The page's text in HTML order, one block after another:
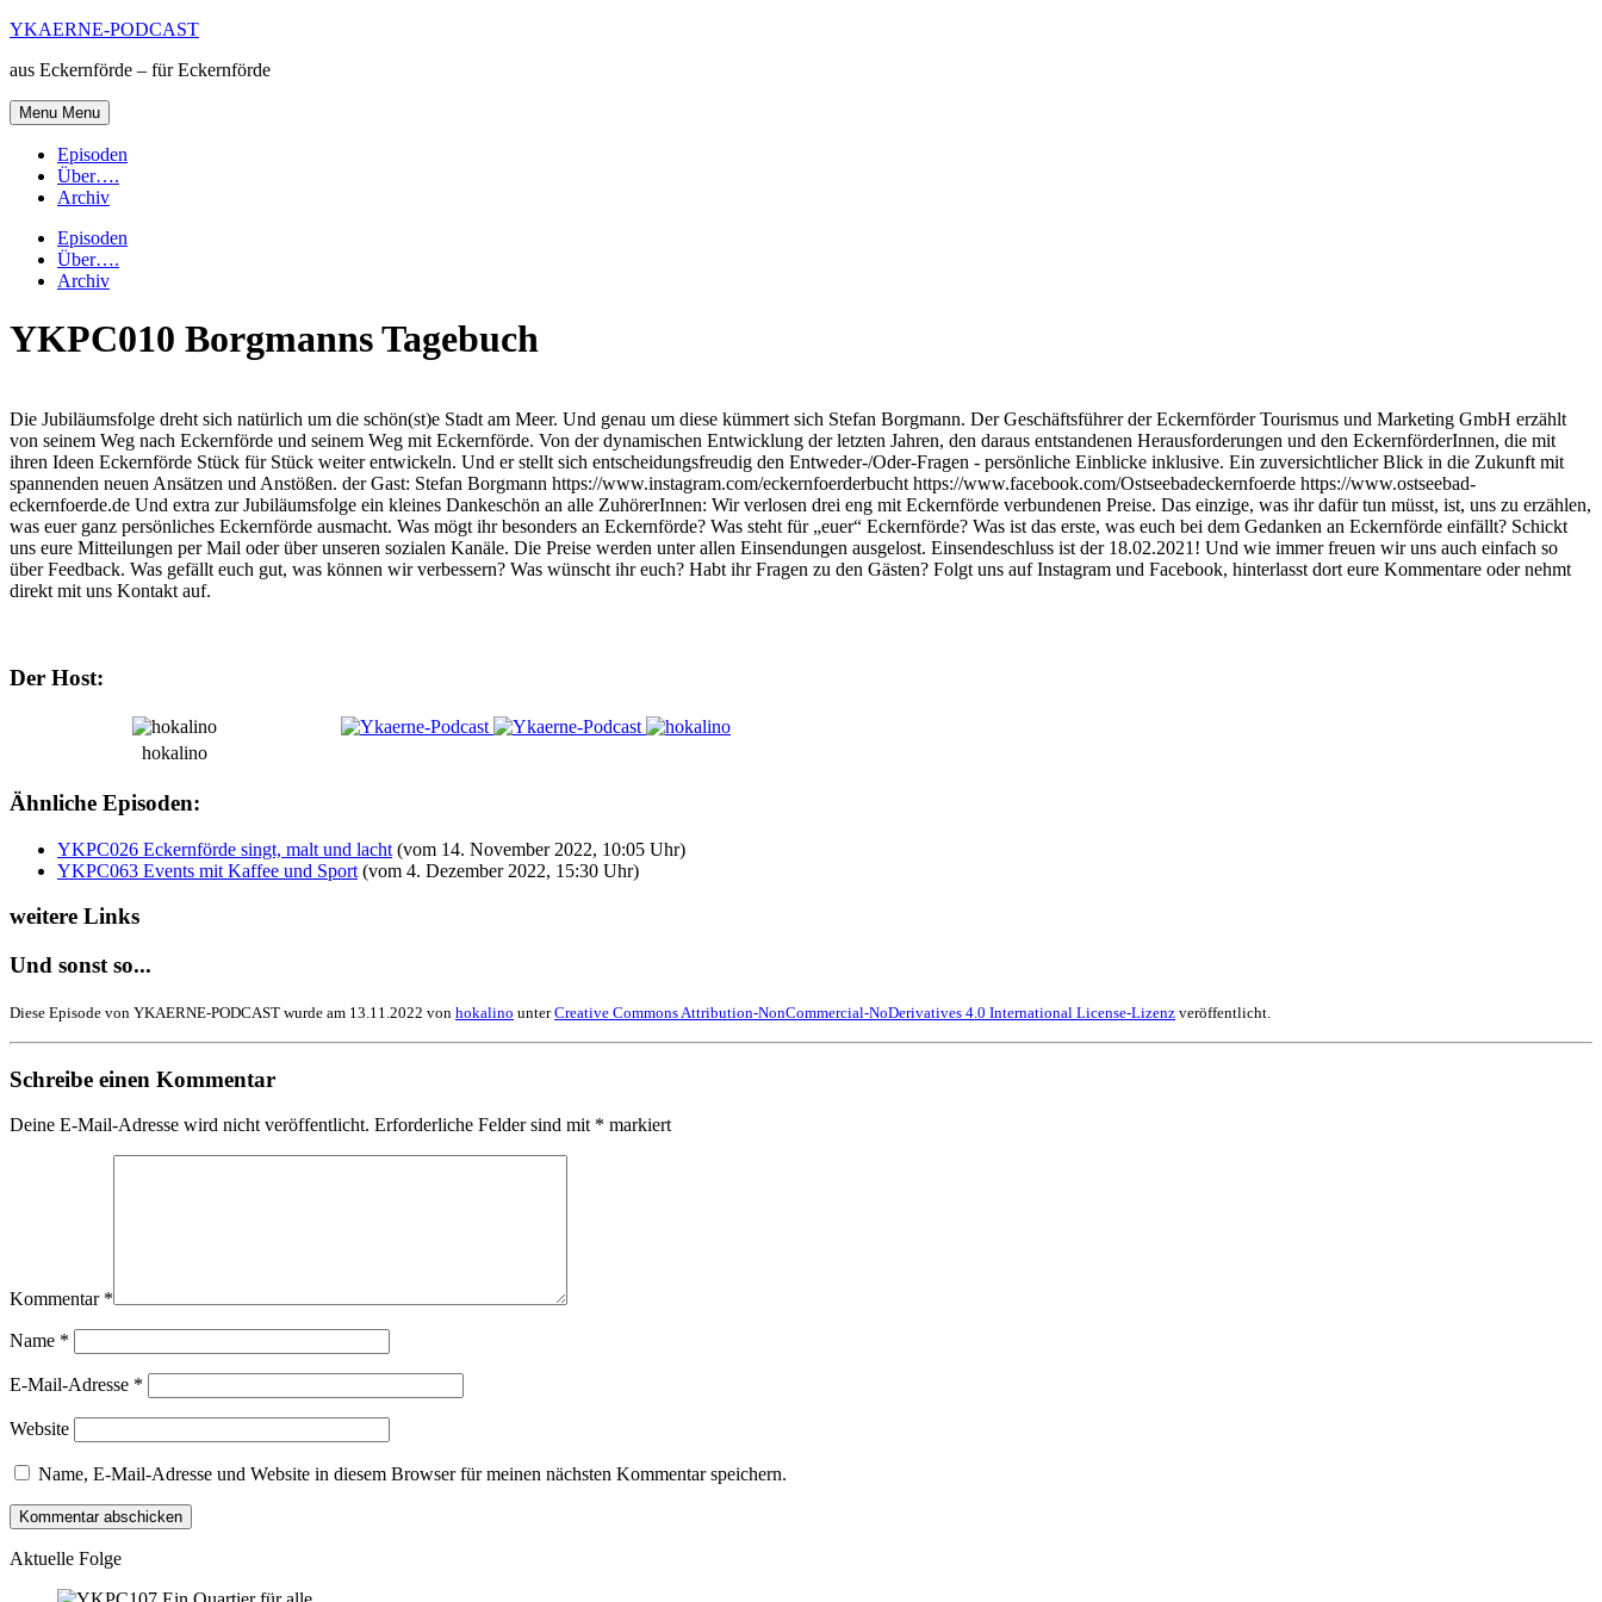
Skip
content
YKAERNE-PODCAST
aus Eckernförde – für Eckernförde
Menu Menu
Episoden
Über….
Archiv
Episoden
Über….
Archiv
YKPC010 Borgmanns Tagebuch
Die Jubiläumsfolge dreht sich natürlich um die schön(st)e Stadt am Meer. Und genau um diese kümmert sich Stefan Borgmann. Der Geschäftsführer der Eckernförder Tourismus und Marketing GmbH erzählt
von seinem Weg nach Eckernförde und seinem Weg mit Eckernförde. Von der dynamischen Entwicklung der letzten Jahren, den daraus entstandenen Herausforderungen und den EckernförderInnen, die mit
ihren Ideen Eckernförde Stück für Stück weiter entwickeln. Und er stellt sich entscheidungsfreudig den Entweder-/Oder-Fragen - persönliche Einblicke inklusive. Ein zuversichtlicher Blick in die Zukunft mit
spannenden neuen Ansätzen und Anstößen. der Gast: Stefan Borgmann https://www.instagram.com/eckernfoerderbucht https://www.facebook.com/Ostseebadeckernfoerde https://www.ostseebad-
eckernfoerde.de Und extra zur Jubiläumsfolge ein kleines Dankeschön an alle ZuhörerInnen: Wir verlosen drei eng mit Eckernförde verbundenen Preise. Das einzige, was ihr dafür tun müsst, ist, uns zu erzählen,
was euer ganz persönliches Eckernförde ausmacht. Was mögt ihr besonders an Eckernförde? Was steht für „euer“ Eckernförde? Was ist das erste, was euch bei dem Gedanken an Eckernförde einfällt? Schickt
uns eure Mitteilungen per Mail oder über unseren sozialen Kanäle. Die Preise werden unter allen Einsendungen ausgelost. Einsendeschluss ist der 18.02.2021! Und wie immer freuen wir uns auch einfach so
über Feedback. Was gefällt euch gut, was können wir verbessern? Was wünscht ihr euch? Habt ihr Fragen zu den Gästen? Folgt uns auf Instagram und Facebook, hinterlasst dort eure Kommentare oder nehmt
direkt mit uns Kontakt auf.
Der Host:
hokalino
Ähnliche Episoden:
YKPC026 Eckernförde singt, malt und lacht (vom 14. November 2022, 10:05 Uhr)
YKPC063 Events mit Kaffee und Sport (vom 4. Dezember 2022, 15:30 Uhr)
weitere Links
Und sonst so...
Diese Episode von YKAERNE-PODCAST wurde am 13.11.2022 von hokalino unterCreative Commons Attribution-NonCommercial-NoDerivatives 4.0 International License-Lizenz veröffentlicht.
Schreibe einen Kommentar
Deine E-Mail-Adresse wird nicht veröffentlicht. Erforderliche Felder sind mit * markiert
Kommentar *
Name *
E-Mail-Adresse *
Website
Name, E-Mail-Adresse und Website in diesem Browser für meinen nächsten Kommentar speichern.
Aktuelle Folge